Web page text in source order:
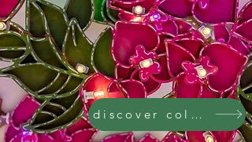
discover collection